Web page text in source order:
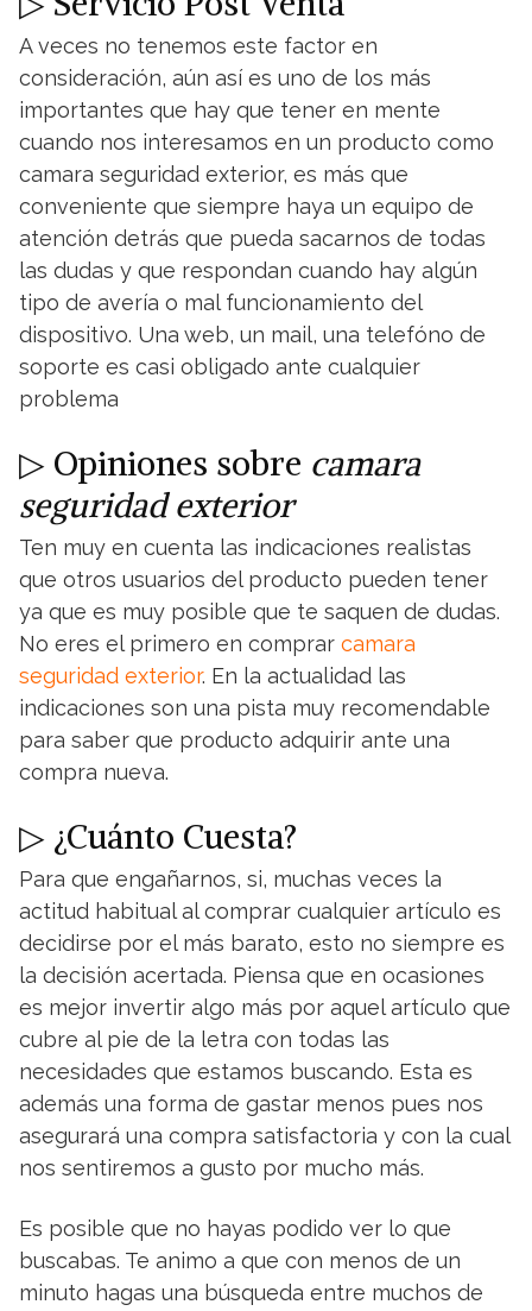
A veces no tenemos este factor en
consideración, aún así es uno de los más
importantes que hay que tener en mente
cuando nos interesamos en un producto como
camara seguridad exterior, es más que
conveniente que siempre haya un equipo de
atención detrás que pueda sacarnos de todas
las dudas y que respondan cuando hay algún
tipo de avería o mal funcionamiento del
dispositivo. Una web, un mail, una telefóno de
soporte es casi obligado ante cualquier
problema
▷ Opiniones sobre camara
seguridad exterior
Ten muy en cuenta las indicaciones realistas
que otros usuarios del producto pueden tener
ya que es muy posible que te saquen de dudas.
No eres el primero en comprar camara
seguridad exterior. En la actualidad las
indicaciones son una pista muy recomendable
para saber que producto adquirir ante una
compra nueva.
▷ ¿Cuánto Cuesta?
Para que engañarnos, si, muchas veces la
actitud habitual al comprar cualquier artículo es
decidirse por el más barato, esto no siempre es
la decisión acertada. Piensa que en ocasiones
es mejor invertir algo más por aquel artículo que
cubre al pie de la letra con todas las
necesidades que estamos buscando. Esta es
además una forma de gastar menos pues nos
asegurará una compra satisfactoria y con la cual
nos sentiremos a gusto por mucho más.
Es posible que no hayas podido ver lo que
buscabas. Te animo a que con menos de un
minuto hagas una búsqueda entre muchos de